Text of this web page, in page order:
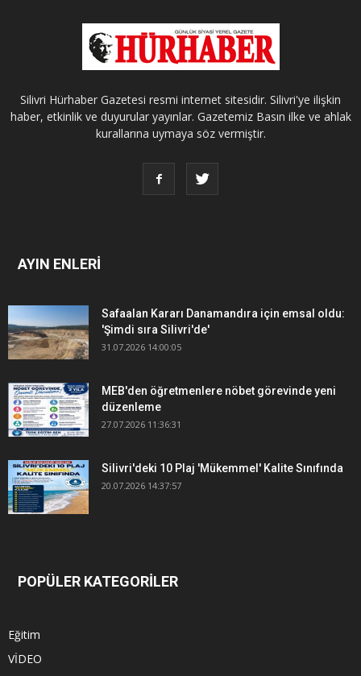
Silivri Hürhaber Gazetesi resmi internet sitesidir. Silivri'ye ilişkin
haber, etkinlik ve duyurular yayınlar. Gazetemiz Basın ilke ve ahlak
kurallarına uymaya söz vermiştir.
AYIN ENLERİ
Safaalan Kararı Danamandıra için emsal oldu:
'Şimdi sıra Silivri'de'
31.07.2026 14:00:05
MEB'den öğretmenlere nöbet görevinde yeni
düzenleme
27.07.2026 11:36:31
Silivri'deki 10 Plaj 'Mükemmel' Kalite Sınıfında
20.07.2026 14:37:57
POPÜLER KATEGORİLER
Eğitim
VİDEO